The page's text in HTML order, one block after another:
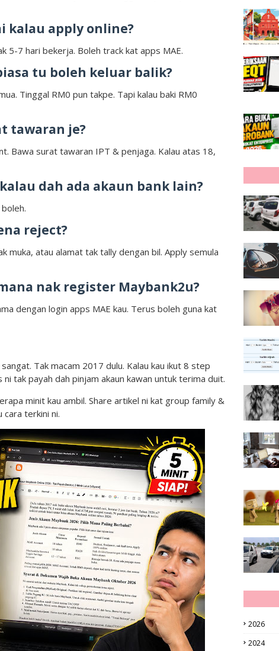
kalau apply online?
5-7 hari bekerja. Boleh track kat apps MAE.
tu boleh keluar balik?
Tinggal RM0 pun takpe. Tapi kalau baki RM0
tawaran je?
Bawa surat tawaran IPT & penjaga. Kalau atas 18,
dah ada akaun bank lain?
reject?
muka, atau alamat tak tally dengan bil. Apply semula
nak register Maybank2u?
dengan login apps MAE kau. Terus boleh guna kat
Tak macam 2017 dulu. Kalau kau ikut 8 step
tak payah dah pinjam akaun kawan untuk terima duit.
minit kau ambil. Share artikel ni kat group family &
cara terkini ni.
2026
2024